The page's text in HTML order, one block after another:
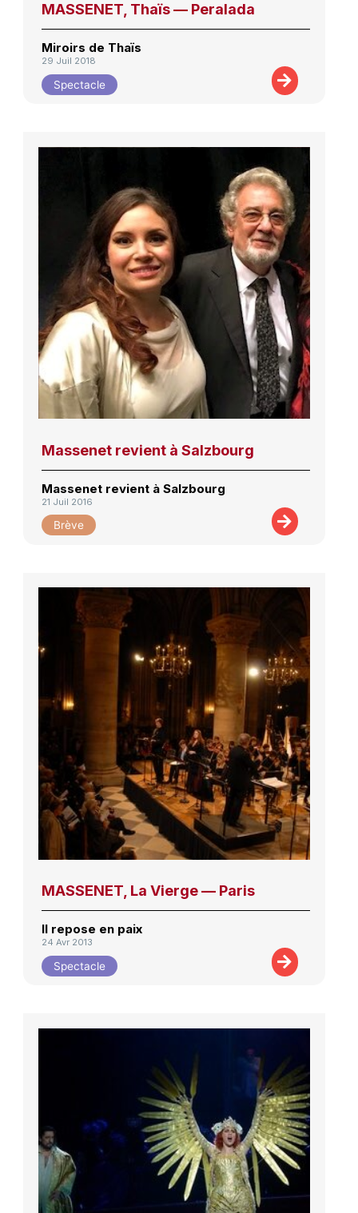
MASSENET, Thaïs — Peralada
Miroirs de Thaïs
29 Juil 2018
Spectacle
Massenet revient à Salzbourg
Massenet revient à Salzbourg
21 Juil 2016
Brève
MASSENET, La Vierge — Paris
Il repose en paix
24 Avr 2013
Spectacle